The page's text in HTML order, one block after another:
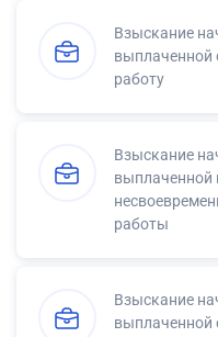
Взыскание
выплаченной
работу
Взыскание
выплаченной
работы
Взыскание
выплаченной